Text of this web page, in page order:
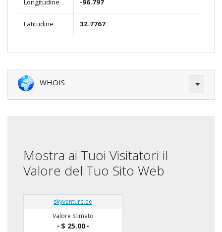
Longitudine -96.797
Latitudine 32.7767
WHOIS
Mostra ai Tuoi Visitatori il
Valore del Tuo Sito Web
skyventure.ee
Valore Stimato
• $ 25.00•